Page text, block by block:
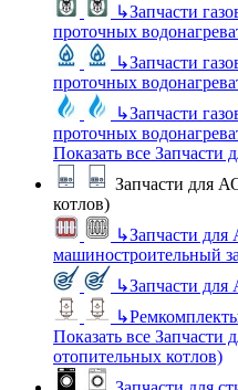
↳Запчасти
проточных
↳Запчасти
проточных
↳Запчасти
проточных
Показать все Запчасти
Запчасти для
котлов)
↳Запчасти
машиностроительный
↳Запчасти
↳
Показать все
отопительных котлов)